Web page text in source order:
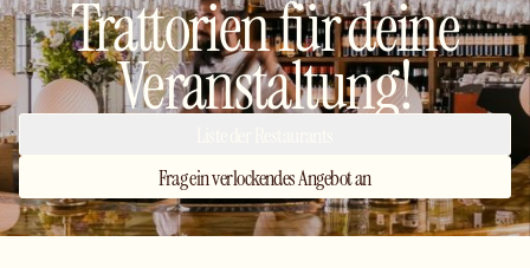
Trattorien für deine
Veranstaltung!
Frag ein verlockendes Angebot an